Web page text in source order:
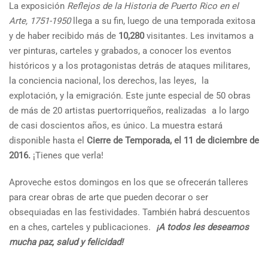
La exposición Reflejos de la Historia de Puerto Rico en el
Arte, 1751-1950 llega a su fin, luego de una temporada exitosa
y de haber recibido más de 10,280visitantes. Les invitamos a
ver pinturas, carteles y grabados, a conocer los eventos
históricos y a los protagonistas detrás de ataques militares,
la conciencia nacional, los derechos, las leyes, la
explotación, y la emigración. Este junte especial de 50 obras
de más de 20 artistas puertorriqueños, realizadas a lo largo
de casi doscientos años, es único. La muestra estará
disponible hasta el Cierre de Temporada, el 11 de diciembre de
2016. ¡Tienes que verla!
Aproveche estos domingos en los que se ofrecerán talleres
para crear obras de arte que pueden decorar o ser
obsequiadas en las festividades. También habrá descuentos
en a ches, carteles y publicaciones. ¡A todos les deseamos
mucha paz, salud y felicidad!